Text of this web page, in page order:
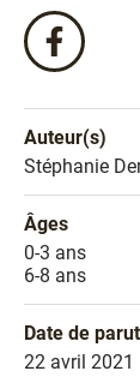
Partagez
ce
Facebook
!
Auteur(s)
Nom de
Stéphanie
Âges
Âges
0-3 ans
6-8 ans
Date de
Date de
22 avril 2021